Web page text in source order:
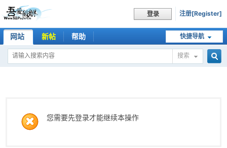
登录 注册[Register]
快捷导航
网站 新帖 帮助
搜索
您需要先登录才能继续本操作